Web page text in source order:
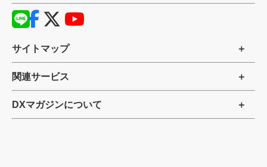
サイトマップ
関連サービス
DXマガジンについて